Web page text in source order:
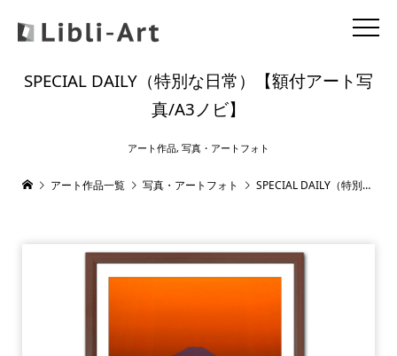
SPECIAL DAILY（特別な日常）【額付アート写
真/A3ノビ】
アート作品, 写真・アートフォト
アート作品一覧 写真・アートフォト SPECIAL DAILY（特別な日常）【額付アート写真/A3ノビ】